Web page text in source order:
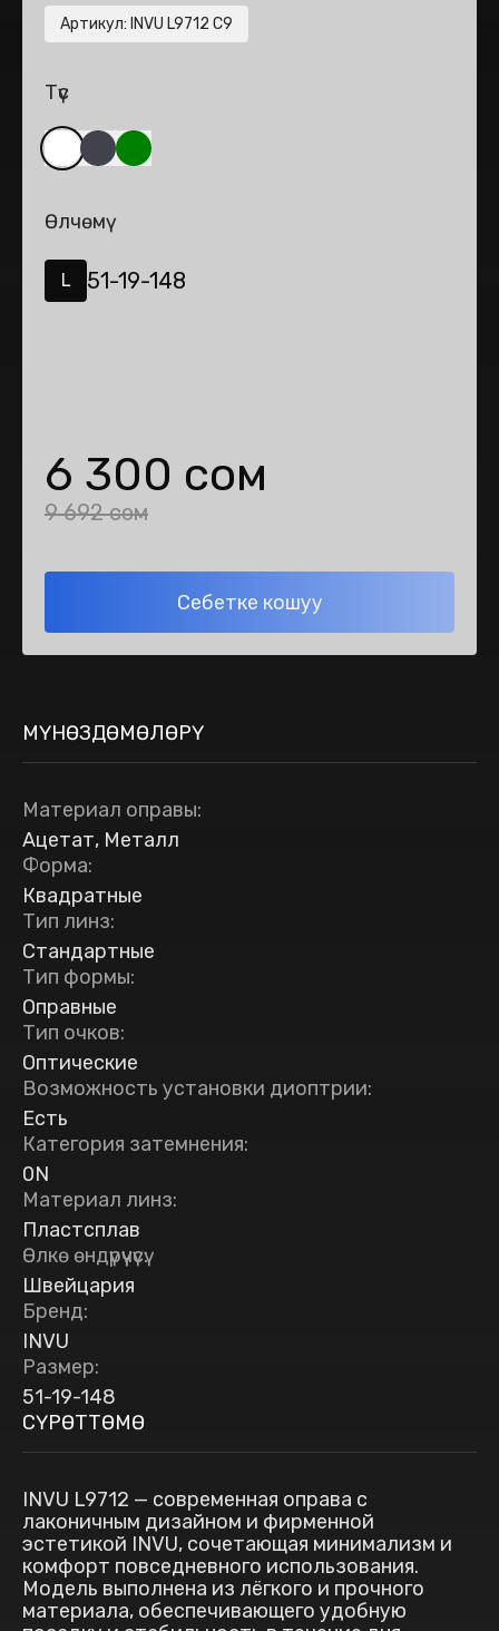
Артикул: INVU L9712 C9
Түс
Өлчөмү
L 51-19-148
6 300 сом
9 692 сом
Себетке кошуу
МҮНӨЗДӨМӨЛӨРҮ
Материал оправы:
Ацетат, Металл
Форма:
Квадратные
Тип линз:
Стандартные
Тип формы:
Оправные
Тип очков:
Оптические
Возможность установки диоптрии:
Есть
Категория затемнения:
0N
Материал линз:
Пластсплав
Өлкө өндүрүүчүсү:
Швейцария
Бренд:
INVU
Размер:
51-19-148
СҮРӨТТӨМӨ
INVU L9712 — современная оправа с
лаконичным дизайном и фирменной
эстетикой INVU, сочетающая минимализм и
комфорт повседневного использования.
Модель выполнена из лёгкого и прочного
материала, обеспечивающего удобную